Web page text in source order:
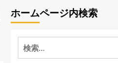
ホームページ内検索
検
索: